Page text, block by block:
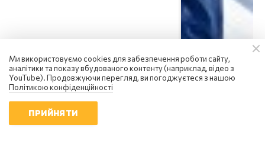
Ми використовуємо cookies для забезпечення роботи сайту,
аналітики та показу вбудованого контенту (наприклад, відео з
YouTube). Продовжуючи перегляд, ви погоджуєтеся з нашою
Політикою конфіденційності
ПРИЙНЯТИ